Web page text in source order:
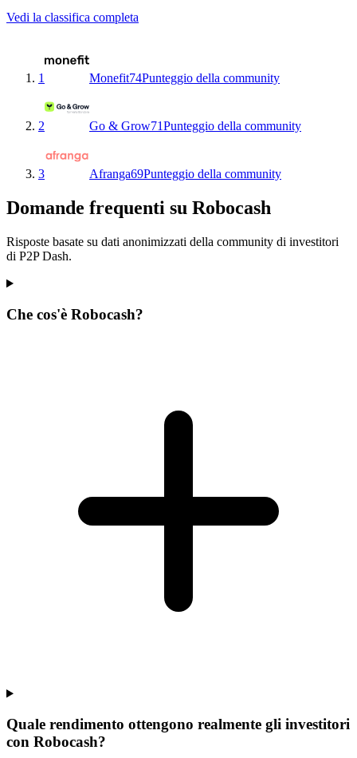
Vedi la classifica completa
1 Monefit74Punteggio della community
2 Go & Grow71Punteggio della community
3 Afranga69Punteggio della community
Domande frequenti su Robocash
Risposte basate su dati anonimizzati della community di investitori
di P2P Dash.
Che cos'è Robocash?
Quale rendimento ottengono realmente gli investitori
con Robocash?